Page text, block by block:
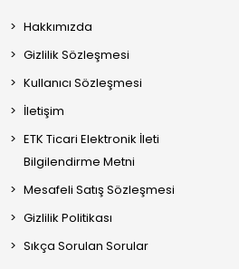
Hakkımızda
Gizlilik Sözleşmesi
Kullanıcı Sözleşmesi
İletişim
ETK Ticari Elektronik İleti
Bilgilendirme Metni
Mesafeli Satış Sözleşmesi
Gizlilik Politikası
Sıkça Sorulan Sorular